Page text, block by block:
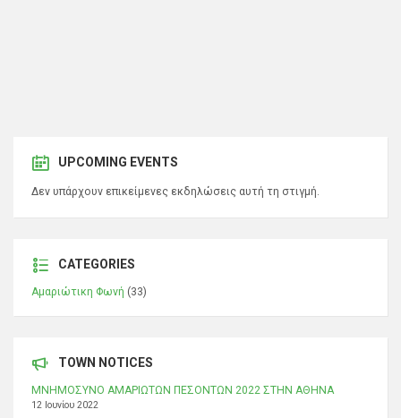
UPCOMING EVENTS
Δεν υπάρχουν επικείμενες εκδηλώσεις αυτή τη στιγμή.
CATEGORIES
Αμαριώτικη Φωνή (33)
TOWN NOTICES
ΜΝΗΜΟΣΥΝΟ ΑΜΑΡΙΩΤΩΝ ΠΕΣΟΝΤΩΝ 2022 ΣΤΗΝ ΑΘΗΝΑ
12 Ιουνίου 2022